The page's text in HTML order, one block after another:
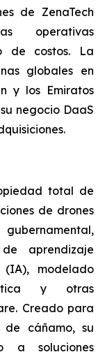
de ZenaTech
operativas
de costos. La
globales en
y los Emiratos
negocio DaaS
total de
de drones
aprendizaje
modelado
y otras
Creado para
cáñamo, su
a soluciones